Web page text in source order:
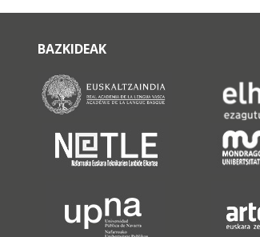
BAZKIDEAK